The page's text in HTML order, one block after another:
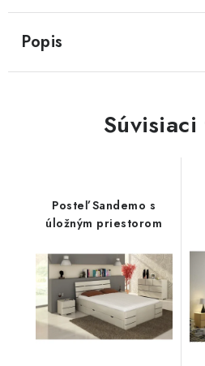
KNIŽNICE A REGÁLY
DETSKÝ NÁBYTOK
KUCHYNE
VSTAVANÉ SKRINE
INTERIÉROVÉ DVERE
Popis
Posteľ Sandemo s
úložným priestorom